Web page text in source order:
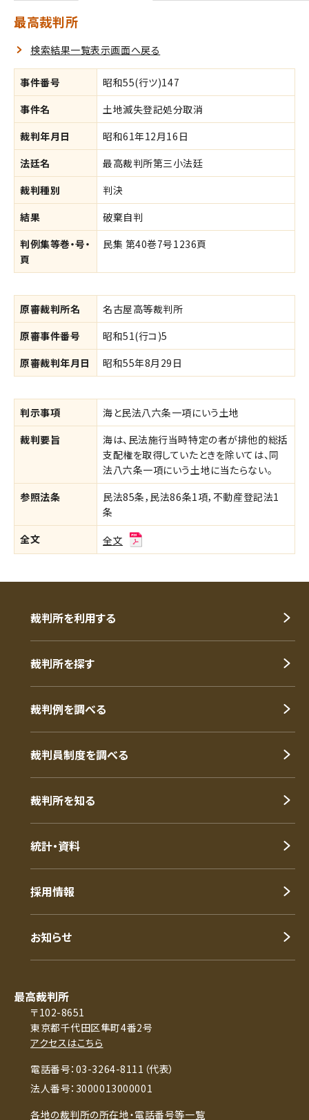
最高裁判所
検索結果一覧表示画面へ戻る
事件番号
昭和55(行ツ)147
事件名
土地滅失登記処分取消
裁判年月日
昭和61年12月16日
法廷名
最高裁判所第三小法廷
裁判種別
判決
結果
破棄自判
判例集等巻・号・
頁
民集 第40巻7号1236頁
原審裁判所名
名古屋高等裁判所
原審事件番号
昭和51(行コ)5
原審裁判年月日
昭和55年8月29日
判示事項
海と民法八六条一項にいう土地
裁判要旨
海は、民法施行当時特定の者が排他的総括
支配権を取得していたときを除いては、同
法八六条一項にいう土地に当たらない。
参照法条
民法85条，民法86条1項，不動産登記法1
条
全文
全文
裁判所を利用する
裁判所を探す
裁判例を調べる
裁判員制度を調べる
裁判所を知る
統計・資料
採用情報
お知らせ
最高裁判所
〒102-8651
東京都千代田区隼町4番2号
アクセスはこちら
電話番号：03-3264-8111（代表）
法人番号：3000013000001
各地の裁判所の所在地・電話番号等一覧